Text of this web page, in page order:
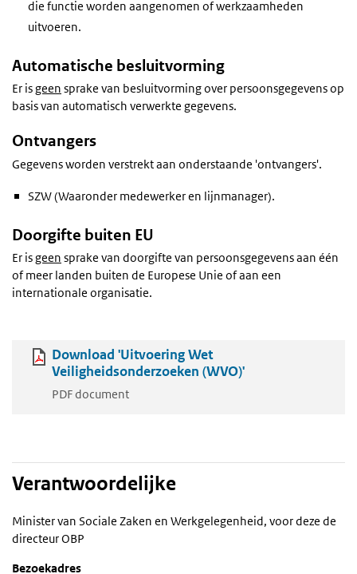
die functie worden aangenomen of werkzaamheden
uitvoeren.
Automatische besluitvorming
Er isgeen sprake van besluitvorming over persoonsgegevens op
basis van automatisch verwerkte gegevens.
Ontvangers
Gegevens worden verstrekt aan onderstaande 'ontvangers'.
SZW (Waaronder medewerker en lijnmanager).
Doorgifte buiten EU
Er isgeen sprake van doorgifte van persoonsgegevens aan één
of meer landen buiten de Europese Unie of aan een
internationale organisatie.
Download 'Uitvoering Wet
Veiligheidsonderzoeken (WVO)'
PDF document
Verantwoordelijke
Minister van Sociale Zaken en Werkgelegenheid, voor deze de
directeur OBP
Bezoekadres